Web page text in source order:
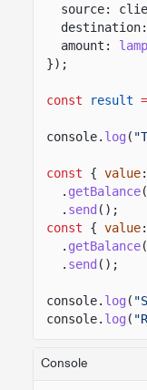
source:
amount:
});
const result
console. log (
const { value:
. getBalance
. send ();
const
{ value:
. getBalance
. send ();
console. log (
console. log (
Console